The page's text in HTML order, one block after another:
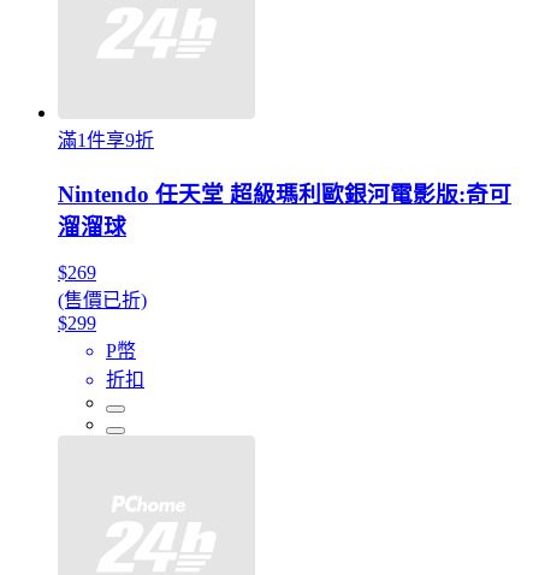
滿1件享9折
Nintendo 任天堂 超級瑪利歐銀河電影版:奇可
溜溜球
$269
(售價已折)
$299
P幣
折扣